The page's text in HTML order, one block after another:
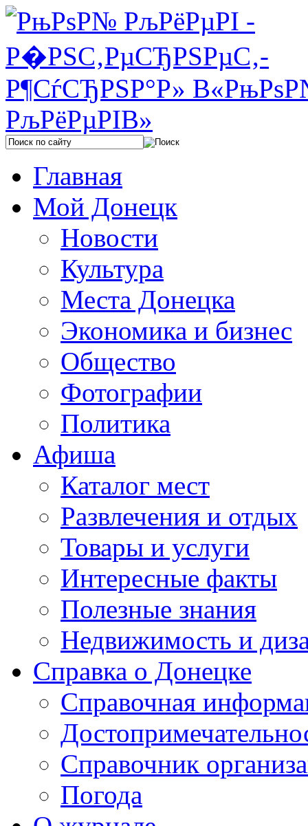
Главная
Мой Донецк
Новости
Культура
Места Донецка
Экономика и бизнес
Общество
Фотографии
Политика
Афиша
Каталог мест
Развлечения и отдых
Товары и услуги
Интересные факты
Полезные знания
Недвижимость и
Справка о Донецке
Справочная
Справочник
Погода